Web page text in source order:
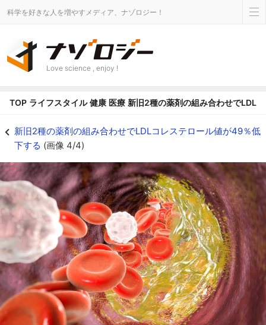
科学を好きな人を増やすメディア、ナゾロジー！
Love science , enjoy !
TOP ライフスタイル 健康 医療 新旧2種の薬剤の組み合わせでLDL
新旧2種の薬剤の組み合わせでLDLコレステロール値が49％低
下する (画像 4/4)